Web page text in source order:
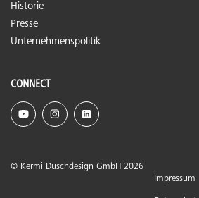
Historie
Presse
Unternehmenspolitik
CONNECT
© Kermi Duschdesign GmbH 2026
Impressum